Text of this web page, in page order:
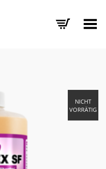
Menü umschalten
NICHT
VORRÄTIG